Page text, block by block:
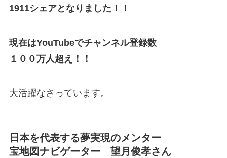
1911シェアとなりました！！
現在はYouTubeでチャンネル登録数
１００万人超え！！
大活躍なさっています。
日本を代表する夢実現のメンター
宝地図ナビゲーター 望月俊孝さん